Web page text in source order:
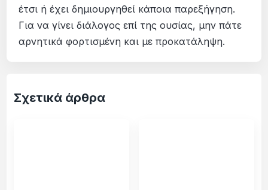
έτσι ή έχει δημιουργηθεί κάποια παρεξήγηση.
Για να γίνει διάλογος επί της ουσίας, μην πάτε
αρνητικά φορτισμένη και με προκατάληψη.
Σχετικά άρθρα